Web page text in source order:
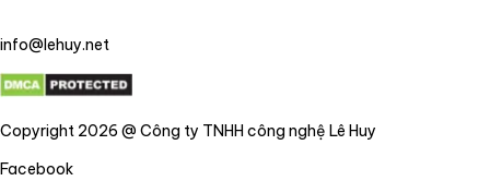
info@lehuy.net
Copyright 2026 @ Công ty TNHH công nghệ Lê Huy
Facebook